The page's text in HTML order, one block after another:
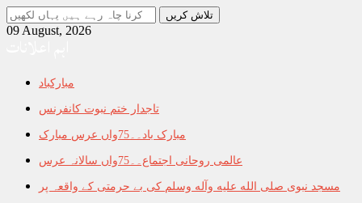
جو
تلاش
یہاں
09 August, 2026
اہم اعلانات
مبارکباد
تاجدار ختم نبوت کانفرنس
مبارک باد۔۔75واں عرس مبارک
عالمی روحانی اجتماع۔۔75واں سالانہ عرس
مسجد نبوی صلى الله عليه وآله وسلم کی بے حرمتی کے واقعہ پر